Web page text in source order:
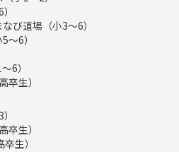
び道場（小3～6）
～6）
6）
卒生）
卒生）
生）